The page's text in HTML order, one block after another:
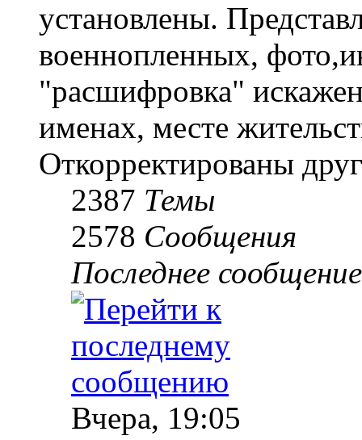
установлены.
военнопленных,
"расшифровка"
именах, месте
Откорректированы
2387 Темы
2578 Сообщения
Последнее сообщение
Вчера, 19:05